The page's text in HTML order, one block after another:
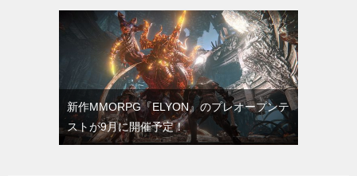
新作MMORPG『ELYON』のプレオープンテ
ストが9月に開催予定！